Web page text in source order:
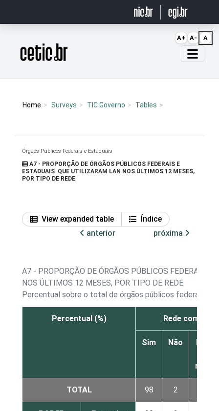
Página inicial
Home Surveys TIC Governo Tables
Órgãos Públicos Federais e Estaduais
A7 - PROPORÇÃO DE ÓRGÃOS PÚBLICOS FEDERAIS E
ESTADUAIS QUE UTILIZARAM LAN NOS ÚLTIMOS 12 MESES,
POR TIPO DE REDE
View expanded table
Índice
anterior
próxima
A7 - PROPORÇÃO DE ÓRGÃOS PÚBLICOS FEDERAIS
NOS ÚLTIMOS 12 MESES, POR TIPO DE REDE
Percentual sobre o total de órgãos públicos federais e
Percentual (%) Rede com fio
Sim Não
Não
TOTAL 98 2
A+ A- A